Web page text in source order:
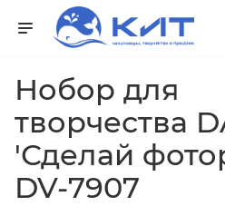
Нобор для
творчества
'Сделай
DV-7907